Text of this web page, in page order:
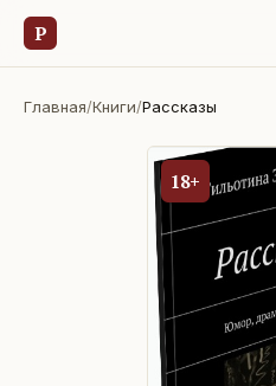
Р
Главная/Книги/Рассказы
18+